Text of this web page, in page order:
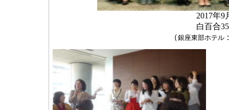
2017年9
白百合
（銀座東部ホテル